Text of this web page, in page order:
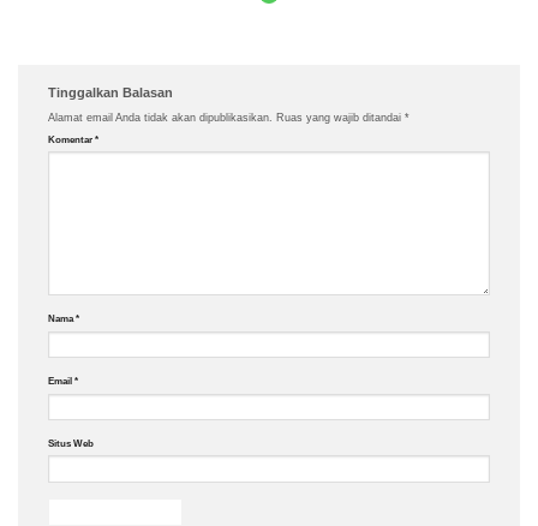
Tinggalkan Balasan
Alamat email Anda tidak akan dipublikasikan. Ruas yang wajib ditandai *
Komentar *
Nama*
Email *
Situs Web